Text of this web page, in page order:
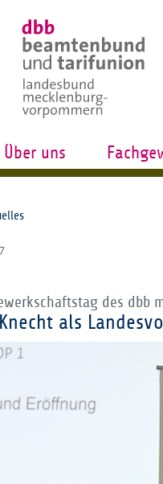
Über uns
des dbb
als